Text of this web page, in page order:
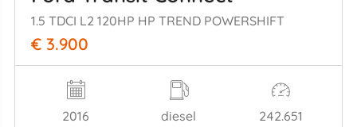
1.5 TDCI L2 120HP HP TREND POWERSHIFT
€ 3.900
2016 diesel 242.651